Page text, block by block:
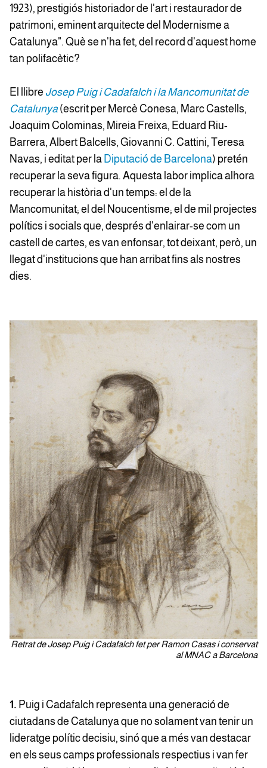
1923), prestigiós historiador de l'art i restaurador de
patrimoni, eminent arquitecte del Modernisme a
Catalunya". Què se n'ha fet, del record d'aquest home
tan polifacètic?
El llibre Josep Puig i Cadafalch i la Mancomunitat de
Catalunya(escrit per Mercè Conesa, Marc Castells,
Joaquim Colominas, Mireia Freixa, Eduard Riu-
Barrera, Albert Balcells, Giovanni C. Cattini, Teresa
Navas, i editat per la Diputació de Barcelona) pretén
recuperar la seva figura. Aquesta labor implica alhora
recuperar la història d'un temps: el de la
Mancomunitat; el del Noucentisme; el de mil projectes
polítics i socials que, després d'enlairar-se com un
castell de cartes, es van enfonsar, tot deixant, però, un
llegat d'institucions que han arribat fins als nostres
dies.
Retrat de Josep Puig i Cadafalch fet per Ramon Casas i conservat
al MNAC a Barcelona
1. Puig i Cadafalch representa una generació de
ciutadans de Catalunya que no solament van tenir un
lideratge polític decisiu, sinó que a més van destacar
en els seus camps professionals respectius i van fer